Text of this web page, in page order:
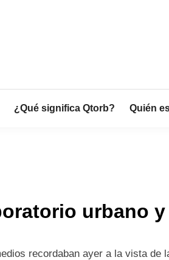
¿Qué significa Qtorb? Quién
urbano y
recordaban ayer a la vista de